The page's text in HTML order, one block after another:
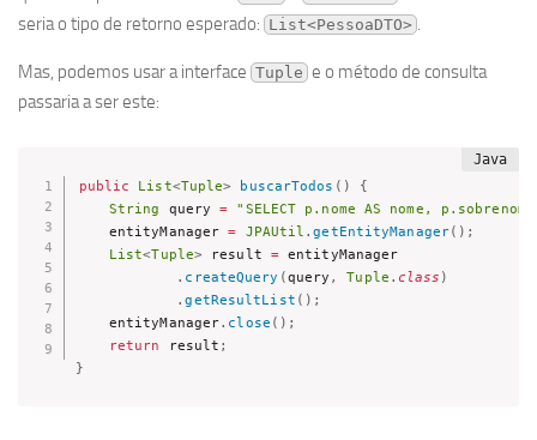
seria o tipo de retorno esperado: List<PessoaDTO> .
Mas, podemos usar a interface Tuple e o método de consulta
passaria a ser este:
public List<Tuple> buscarTodos ( )
{
String
query = "SELECT p.nome AS nome,
    entityManager
= JPAUtil .getEntityManager( ) ;
List<Tuple> result = entityManager
. createQuery (query , Tuple . class )
.getResultList ( ) ;
    entityManager
. close ( ) ;
return
result ;
}